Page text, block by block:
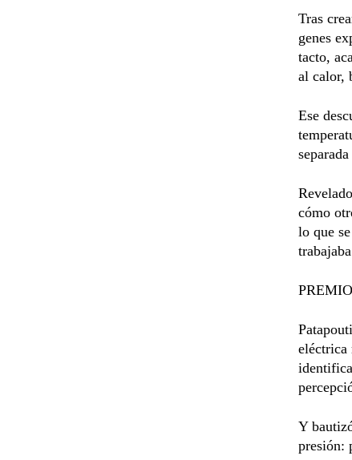
Tras
genes
tacto,
al calor,
Ese
cómo
lo que
eléctrica
Y
presión: